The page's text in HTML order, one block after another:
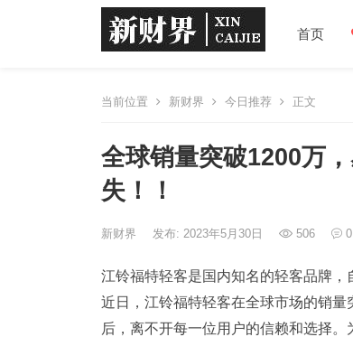
首页
当前位置 新财界 今日推荐 正文
全球销量突破1200万
失！！
新财界 发布: 2023年5月30日 506 0
江铃福特轻客是国内知名的轻客品牌，
近日，江铃福特轻客在全球市场的销
后，离不开每一位用户的信赖和选择